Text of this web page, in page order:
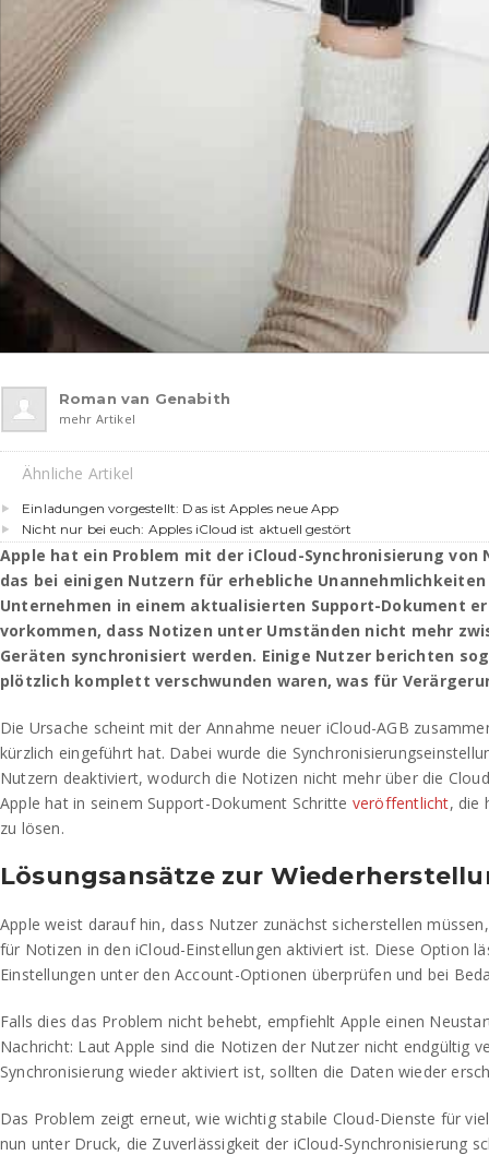
Roman van Genabith
mehr Artikel
Ähnliche Artikel
Einladungen vorgestellt: Das ist Apples neue App
Nicht nur bei euch: Apples iCloud ist aktuell gestört
Apple hat ein Problem mit der iCloud-Synchronisierung
das bei einigen Nutzern für erhebliche
Unternehmen in einem aktualisierten Support-Dokument
vorkommen, dass Notizen unter Umständen nicht mehr
Geräten synchronisiert werden. Einige Nutzer berichten
plötzlich komplett verschwunden waren, was für
Die Ursache scheint mit der Annahme neuer iCloud-AGB
kürzlich eingeführt hat. Dabei wurde die
Nutzern deaktiviert, wodurch die Notizen nicht mehr über die
Apple hat in seinem Support-Dokument Schritte veröffentlicht, die
zu lösen.
Lösungsansätze zur
Apple weist darauf hin, dass Nutzer zunächst sicherstellen
für Notizen in den iCloud-Einstellungen aktiviert ist. Diese Option
Einstellungen unter den Account-Optionen überprüfen und bei
Falls dies das Problem nicht behebt, empfiehlt Apple einen
Nachricht: Laut Apple sind die Notizen der Nutzer nicht endgültig
Synchronisierung wieder aktiviert ist, sollten die Daten wieder
Das Problem zeigt erneut, wie wichtig stabile Cloud-Dienste für
nun unter Druck, die Zuverlässigkeit der iCloud-Synchronisierung